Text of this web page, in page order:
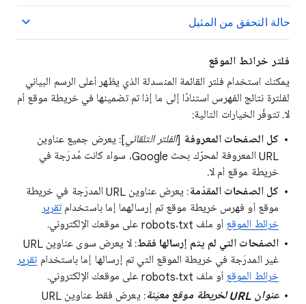
حالة التحقق من المثيل
فلتر خرائط الموقع
يمكنك استخدام فلتر القائمة المنسدلة الذي يظهر أعلى الرسم البياني
لفلترة نتائج الفهرس استنادًا إلى ما إذا تم تضمينها في خريطة موقع أم
لا. تتوفّر الخيارات التالية:
كل الصفحات المعروفة [الفلتر التلقائي]: يعرض جميع عناوين
URL المعروفة لمحرّك بحث Google، سواء كانت مُدرَجة في
خريطة موقع أم لا.
كل الصفحات المقدّمة
: يعرض عناوين URL المدرَجة في خريطة
موقع أو فهرس خريطة موقع تم إرسالهما إما باستخدام تقرير
خرائط الموقع أو ملف robots.txt على موقعك الإلكتروني.
الصفحات التي لم يتم إرسالها فقط
: لا يعرض سوى عناوين URL
غير المدرَجة في خريطة الموقع التي تم إرسالها إما باستخدام تقرير
خرائط الموقع أو ملف robots.txt على موقعك الإلكتروني.
عنوان URL لخريطة موقع معيّنة
: يعرض فقط عناوين URL